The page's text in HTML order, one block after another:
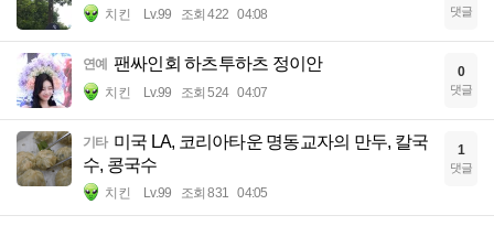
치킨 Lv.99 조회 422 04:08 댓글
연예 팬싸인회 하츠투하츠 정이안
치킨 Lv.99 조회 524 04:07
0
댓글
기타 미국 LA, 코리아타운 명동교자의 만두, 칼국
수, 콩국수
치킨 Lv.99 조회 831 04:05
1
댓글